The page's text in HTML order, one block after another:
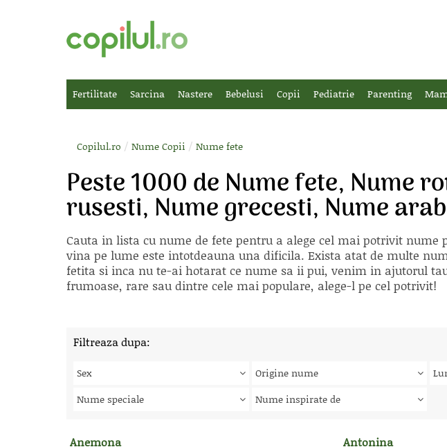
Fertilitate Sarcina Nastere Bebelusi Copii Pediatrie Parenting
Copilul.ro / Nume Copii / Nume fete
Peste 1000 de Nume fete, Nume
rusesti, Nume grecesti, Nume
Cauta in lista cu nume de fete pentru a alege cel mai potrivit nume
vina pe lume este intotdeauna una dificila. Exista atat de multe
fetita si inca nu te-ai hotarat ce nume sa ii pui, venim in ajutorul
frumoase, rare sau dintre cele mai populare, alege-l pe cel potrivit!
Filtreaza dupa:
Sex Origine nume
Nume speciale
Nume inspirate de
Anemona Antonina